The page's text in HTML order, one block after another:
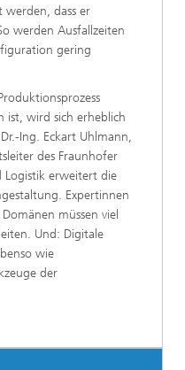
werden, dass er
werden Ausfallzeiten
gering
ist, wird sich erheblich
Ing. Eckart Uhlmann,
des Fraunhofer
Logistik erweitert die
Expertinnen
müssen viel
Und: Digitale
wie
der